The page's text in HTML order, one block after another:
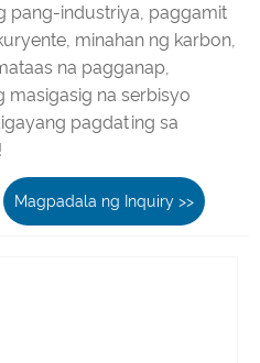
pang-industriya, paggamit
minahan ng karbon,
na pagganap,
masigasig na serbisyo
pagdating sa
Magpadala ng Inquiry >>